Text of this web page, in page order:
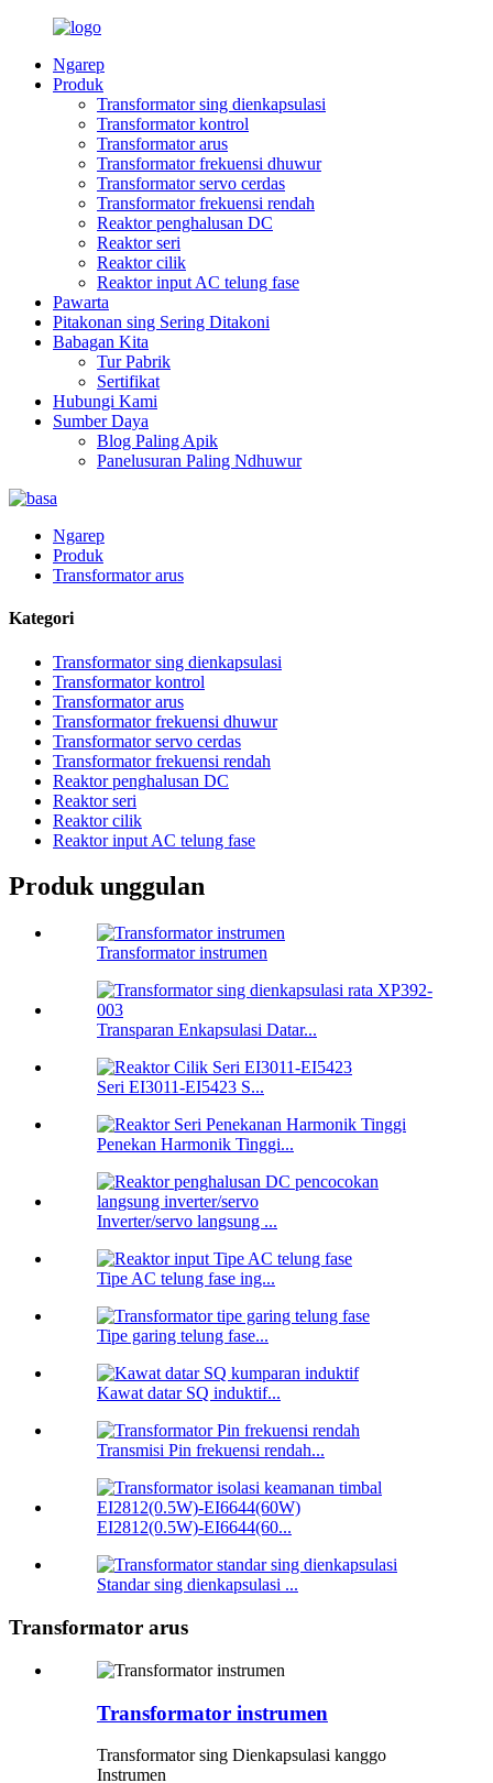
Ngarep
Produk
Transformator sing dienkapsulasi
Transformator kontrol
Transformator arus
Transformator frekuensi dhuwur
Transformator servo cerdas
Transformator frekuensi rendah
Reaktor penghalusan DC
Reaktor seri
Reaktor cilik
Reaktor input AC telung fase
Pawarta
Pitakonan sing Sering Ditakoni
Babagan Kita
Tur Pabrik
Sertifikat
Hubungi Kami
Sumber Daya
Blog Paling Apik
Panelusuran Paling Ndhuwur
Ngarep
Produk
Transformator arus
Kategori
Transformator sing dienkapsulasi
Transformator kontrol
Transformator arus
Transformator frekuensi dhuwur
Transformator servo cerdas
Transformator frekuensi rendah
Reaktor penghalusan DC
Reaktor seri
Reaktor cilik
Reaktor input AC telung fase
Produk unggulan
Transformator instrumen
Transparan Enkapsulasi Datar...
Seri EI3011-EI5423 S...
Penekan Harmonik Tinggi...
Inverter/servo langsung ...
Tipe AC telung fase ing...
Tipe garing telung fase...
Kawat datar SQ induktif...
Transmisi Pin frekuensi rendah...
EI2812(0.5W)-EI6644(60...
Standar sing dienkapsulasi ...
Transformator arus
Transformator instrumen
Transformator sing Dienkapsulasi kanggo
Instrumen